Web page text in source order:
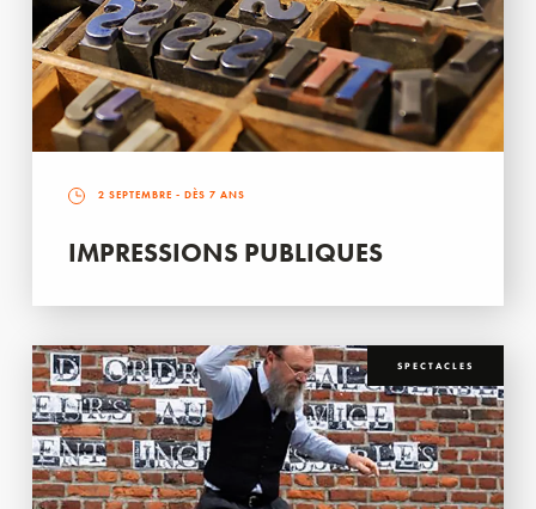
2 SEPTEMBRE - DÈS 7 ANS
IMPRESSIONS PUBLIQUES
SPECTACLES